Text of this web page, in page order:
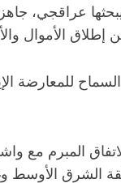
عراقجي،
الأموال
المبرم مع
الشرق الأوسط